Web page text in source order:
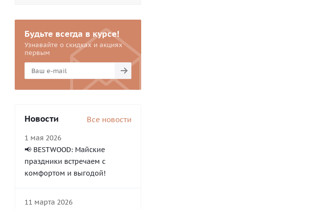
Будьте всегда в курсе!
Узнавайте о скидках и акциях
первым
Новости Все новости
1 мая 2026
📢 BESTWOOD: Майские
праздники встречаем с
комфортом и выгодой!
11 марта 2026